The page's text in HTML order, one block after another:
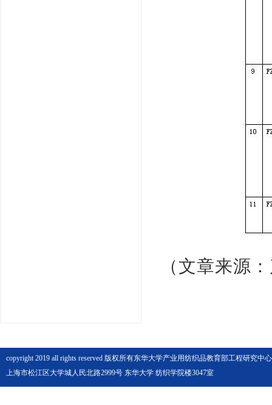
（文章来源
copyright 2019 all rights reserved 版权所有东华大学产业用纺织品教育部工程研究中心
上海市松江区大学城人民北路2999号 东华大学 纺织学院楼3047室